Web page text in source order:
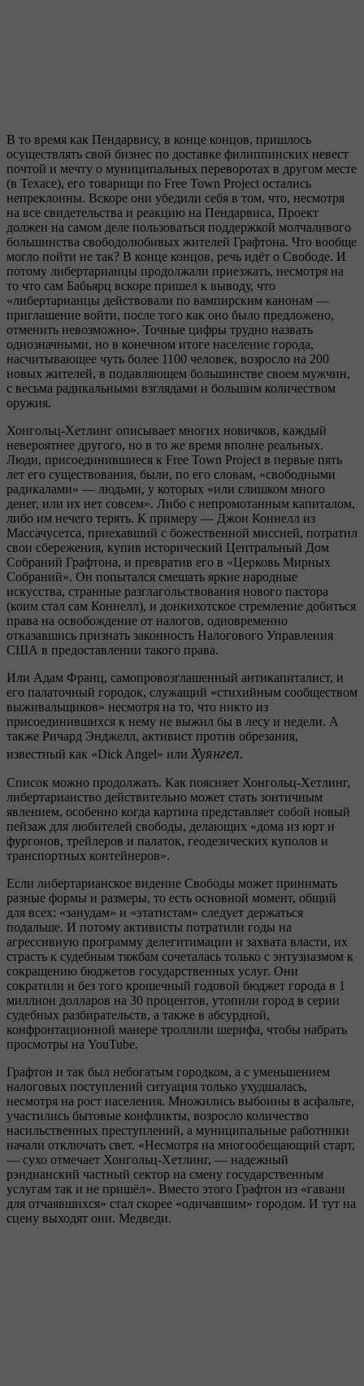
В то время как Пендарвису, в конце концов, пришлось
осуществлять свой бизнес по доставке филиппинских невест
почтой и мечту о муниципальных переворотах в другом месте
(в Техасе), его товарищи по Free Town Project остались
непреклонны. Вскоре они убедили себя в том, что, несмотря
на все свидетельства и реакцию на Пендарвиса, Проект
должен на самом деле пользоваться поддержкой молчаливого
большинства свободолюбивых жителей Графтона. Что вообще
могло пойти не так? В конце концов, речь идёт о Свободе. И
потому либертарианцы продолжали приезжать, несмотря на
то что сам Бабьярц вскоре пришел к выводу, что
«либертарианцы действовали по вампирским канонам —
приглашение войти, после того как оно было предложено,
отменить невозможно». Точные цифры трудно назвать
однозначными, но в конечном итоге население города,
насчитывающее чуть более 1100 человек, возросло на 200
новых жителей, в подавляющем большинстве своем мужчин,
с весьма радикальными взглядами и большим количеством
оружия.
Хонгольц-Хетлинг описывает многих новичков, каждый
невероятнее другого, но в то же время вполне реальных.
Люди, присоединившиеся к Free Town Project в первые пять
лет его существования, были, по его словам, «свободными
радикалами» — людьми, у которых «или слишком много
денег, или их нет совсем». Либо с непромотанным капиталом,
либо им нечего терять. К примеру — Джон Коннелл из
Массачусетса, приехавший с божественной миссией, потратил
свои сбережения, купив исторический Центральный Дом
Собраний Графтона, и превратив его в «Церковь Мирных
Собраний». Он попытался смешать яркие народные
искусства, странные разглагольствования нового пастора
(коим стал сам Коннелл), и донкихотское стремление добиться
права на освобождение от налогов, одновременно
отказавшись признать законность Налогового Управления
США в предоставлении такого права.
Или Адам Франц, самопровозглашенный антикапиталист, и
его палаточный городок, служащий «стихийным сообществом
выживальщиков» несмотря на то, что никто из
присоединившихся к нему не выжил бы в лесу и недели. А
также Ричард Энджелл, активист против обрезания,
известный как «Dick Angel» или Хуянгел.
Список можно продолжать. Как поясняет Хонгольц-Хетлинг,
либертарианство действительно может стать зонтичным
явлением, особенно когда картина представляет собой новый
пейзаж для любителей свободы, делающих «дома из юрт и
фургонов, трейлеров и палаток, геодезических куполов и
транспортных контейнеров».
Если либертарианское видение Свободы может принимать
разные формы и размеры, то есть основной момент, общий
для всех: «занудам» и «этатистам» следует держаться
подальше. И потому активисты потратили годы на
агрессивную программу делегитимации и захвата власти, их
страсть к судебным тяжбам сочеталась только с энтузиазмом к
сокращению бюджетов государственных услуг. Они
сократили и без того крошечный годовой бюджет города в 1
миллион долларов на 30 процентов, утопили город в серии
судебных разбирательств, а также в абсурдной,
конфронтационной манере троллили шерифа, чтобы набрать
просмотры на YouTube.
Графтон и так был небогатым городком, а с уменьшением
налоговых поступлений ситуация только ухудшалась,
несмотря на рост населения. Множились выбоины в асфальте,
участились бытовые конфликты, возросло количество
насильственных преступлений, а муниципальные работники
начали отключать свет. «Несмотря на многообещающий старт,
— сухо отмечает Хонгольц-Хетлинг, — надежный
рэндианский частный сектор на смену государственным
услугам так и не пришёл». Вместо этого Графтон из «гавани
для отчаявшихся» стал скорее «одичавшим» городом. И тут на
сцену выходят они. Медведи.